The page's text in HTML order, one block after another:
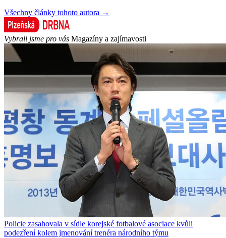
Všechny články tohoto autora →
Vybrali jsme pro vás Magazíny a zajímavosti
Policie zasahovala v sídle korejské fotbalové asociace kvůli
podezření kolem jmenování trenéra národního týmu